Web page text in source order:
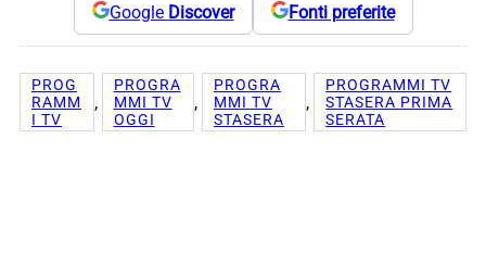
Google Discover Fonti preferite
PROG
RAMM
I TV
,
PROGRA
MMI TV
OGGI
,
PROGRA
MMI TV
STASERA
,
PROGRAMMI TV
STASERA PRIMA
SERATA